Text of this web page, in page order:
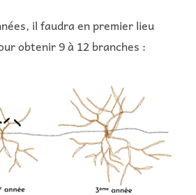
il faudra en premier lieu
obtenir 9 à 12 branches :